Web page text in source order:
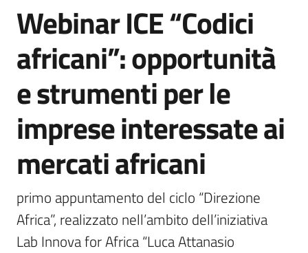
Sistema
fieristico
Internazionalizzazione
imprese
Attrazione
investimenti
Salta al contenuto
Webinar ICE “Codici
africani”: opportunità
e strumenti per le
imprese interessate ai
mercati africani
primo appuntamento del ciclo “Direzione
Africa”, realizzato nell’ambito dell’iniziativa
Lab Innova for Africa “Luca Attanasio